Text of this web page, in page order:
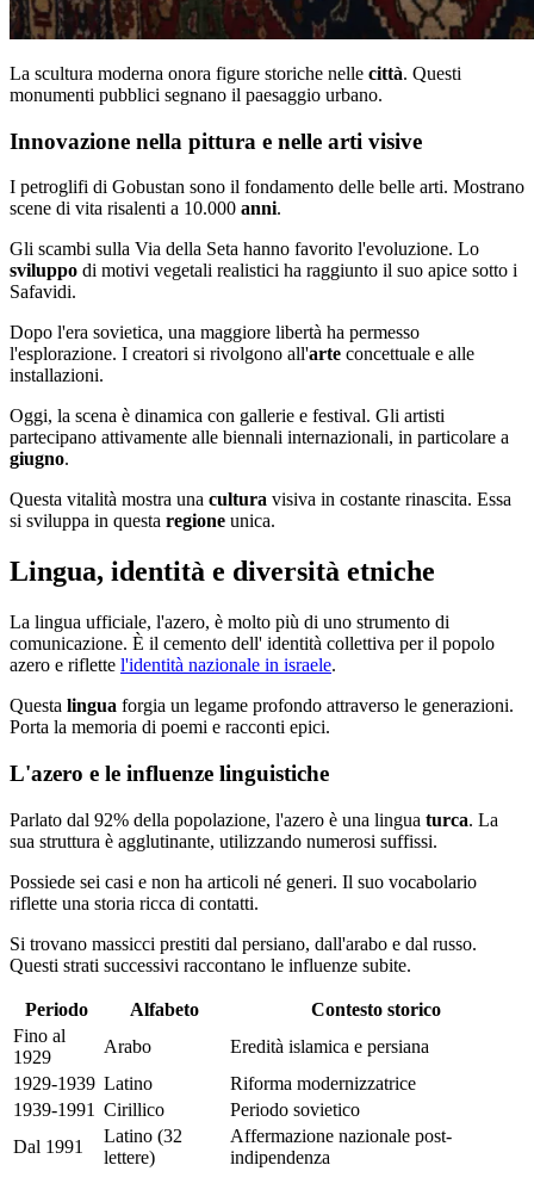
La scultura moderna onora figure storiche nelle città. Questi
monumenti pubblici segnano il paesaggio urbano.
Innovazione nella pittura e nelle arti visive
I petroglifi di Gobustan sono il fondamento delle belle arti. Mostrano
scene di vita risalenti a 10.000 anni.
Gli scambi sulla Via della Seta hanno favorito l'evoluzione. Lo
sviluppo di motivi vegetali realistici ha raggiunto il suo apice sotto i
Safavidi.
Dopo l'era sovietica, una maggiore libertà ha permesso
l'esplorazione. I creatori si rivolgono all'arte concettuale e alle
installazioni.
Oggi, la scena è dinamica con gallerie e festival. Gli artisti
partecipano attivamente alle biennali internazionali, in particolare a
giugno.
Questa vitalità mostra una cultura visiva in costante rinascita. Essa
si sviluppa in questa regione unica.
Lingua, identità e diversità etniche
La lingua ufficiale, l'azero, è molto più di uno strumento di
comunicazione. È il cemento dell' identità collettiva per il popolo
azero e riflette l'identità nazionale in israele.
Questa lingua forgia un legame profondo attraverso le generazioni.
Porta la memoria di poemi e racconti epici.
L'azero e le influenze linguistiche
Parlato dal 92% della popolazione, l'azero è una lingua turca. La
sua struttura è agglutinante, utilizzando numerosi suffissi.
Possiede sei casi e non ha articoli né generi. Il suo vocabolario
riflette una storia ricca di contatti.
Si trovano massicci prestiti dal persiano, dall'arabo e dal russo.
Questi strati successivi raccontano le influenze subite.
Periodo Alfabeto
Contesto storico
Fino al
1929
Arabo
Eredità islamica e persiana
1929-1939 Latino
Riforma modernizzatrice
1939-1991 Cirillico
Periodo sovietico
Dal 1991
Latino (32
lettere)
Affermazione nazionale post-
indipendenza